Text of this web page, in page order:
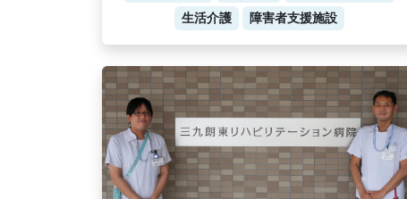
生活介護
障害者支援施設